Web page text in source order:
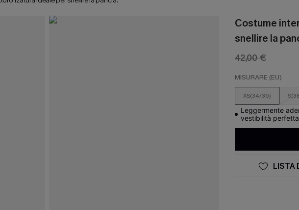
Costume
snellire la
42,00 €
MISURARE (EU)
XS(34/36)
Leggermente
vestibilità
LISTA